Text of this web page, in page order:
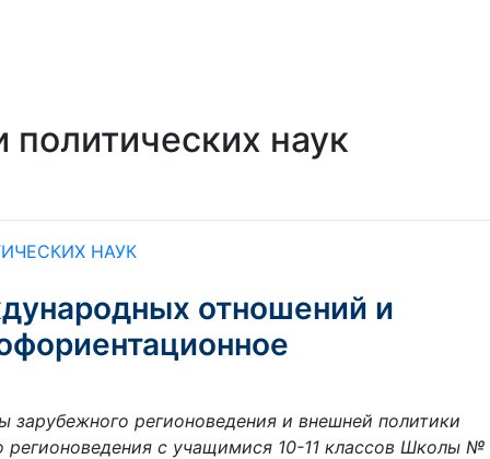
наук
НАУК
отношений и
зарубежного регионоведения и внешней политики
с учащимися 10-11 классов Школы №